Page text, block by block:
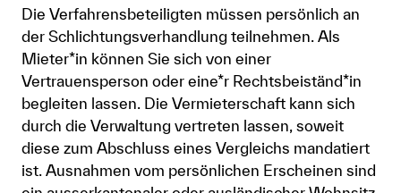
Die Verfahrensbeteiligten müssen persönlich an
der Schlichtungsverhandlung teilnehmen. Als
Mieter*in können Sie sich von einer
Vertrauensperson oder eine*r Rechtsbeiständ*in
begleiten lassen. Die Vermieterschaft kann sich
durch die Verwaltung vertreten lassen, soweit
diese zum Abschluss eines Vergleichs mandatiert
ist. Ausnahmen vom persönlichen Erscheinen sind